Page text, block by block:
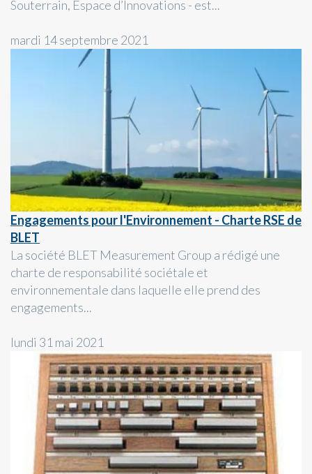
Souterrain, Espace d’Innovations - est...
mardi 14 septembre 2021
Engagements pour l'Environnement - Charte RSE de
BLET
La société BLET Measurement Group a rédigé une
charte de responsabilité sociétale et
environnementale dans laquelle elle prend des
engagements...
lundi 31 mai 2021